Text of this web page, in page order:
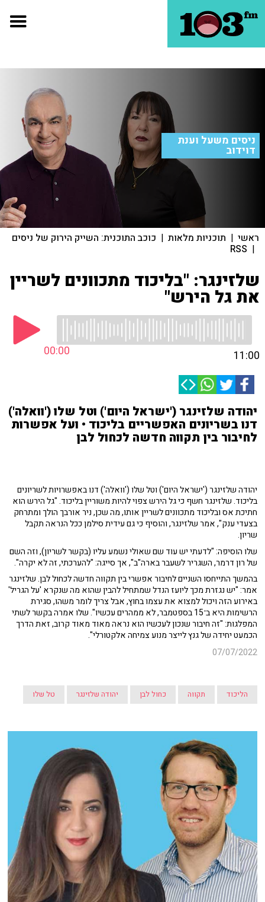
ניסים משעל וענת
דוידוב
ראשי | תוכניות מלאות | כוכב התוכנית: השייק הירוק של ניסים
|
RSS
שלזינגר: "בליכוד מתכוונים לשריין
את גל הירש"
00:00 11:00
יהודה שלזינגר ('ישראל היום') וטל שלו ('וואלה')
דנו בשריונים האפשריים בליכוד • ועל אפשרות
לחיבור בין תקווה חדשה לכחול לבן
יהודה שלזינגר ('ישראל היום') וטל שלו ('וואלה') דנו באפשרויות לשריונים
בליכוד. שלזינגר חשף כי גל הירש צפוי להיות משוריין בליכוד. "גל הירש הוא
חתיכת אס ובליכוד מתכוונים לשריין אותו, מה שכן, ניר אורבך הולך ומתרחק
בצעדי ענק", אמר שלזינגר, והוסיף כי גם עידית סילמן ככל הנראה תקבל
שריון.
שלו הוסיפה: "לדעתי יש עוד שם שאולי נשמע עליו (בקשר לשריון), וזה השם
של רון דרמר, השגריר לשעבר בארה"ב", אך סייגה: "להערכתי, זה לא יקרה".
בהמשך התייחסו השניים לחיבור אפשרי בין תקווה חדשה לכחול לבן. שלזינגר
אמר: "יש נגזרת מכך ליועז הנדל שמתחיל להבין שהוא מה שנקרא 'על הגריל'
באירוע הזה ויכול למצוא את עצמו בחוץ, אבל צריך לומר משהו, סגירת
הרשימות היא ב־15 בספטמבר, לא ממהרים עכשיו". שלו אמרה בקשר לשתי
המפלגות: "זה חיבור שנכון לעכשיו הוא נראה מאוד מאוד קרוב, זאת הדרך
הכמעט יחידה של גנץ לייצר מנוע צמיחה אלקטורלי".
07/07/2022
הליכוד תקווה כחול לבן יהודה שלזינגר טל שלו